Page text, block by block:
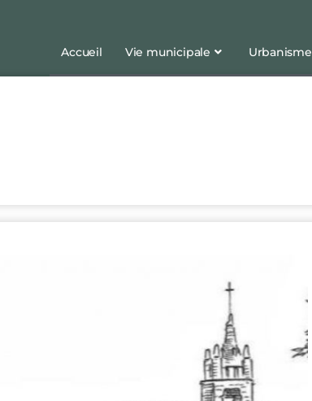
Accueil Vie municipale Urbanisme